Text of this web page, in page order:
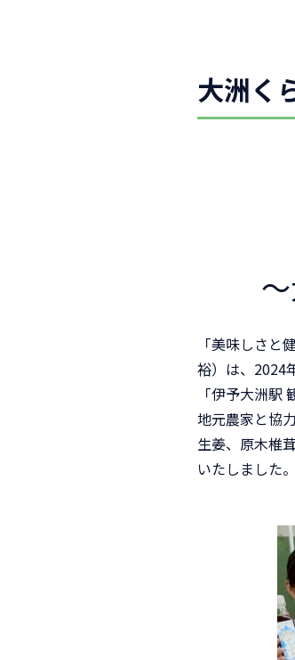
大洲く
「美味しさ
裕）は、2024
「伊予大洲駅
地元農家と協
生姜、原木椎
いたしました。